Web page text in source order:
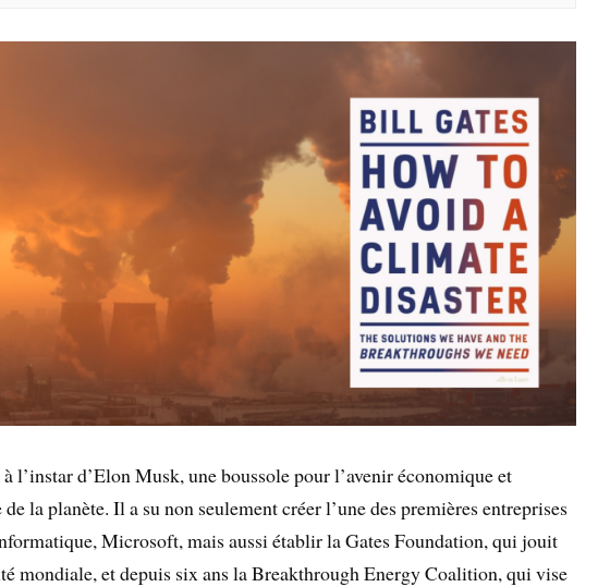
l’instar d’Elon Musk, une boussole pour l’avenir économique et
la planète. Il a su non seulement créer l’une des premières entreprises
Microsoft, mais aussi établir la Gates Foundation, qui jouit
mondiale, et depuis six ans la Breakthrough Energy Coalition, qui vise